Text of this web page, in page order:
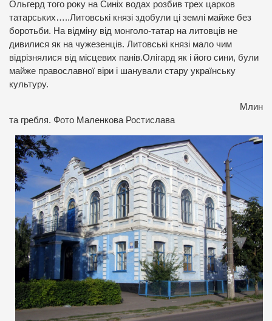
Ольгерд того року на Синіх водах розбив трех царков
татарських…..Литовські князі здобули ці землі майже без
боротьби. На відміну від монголо-татар на литовців не
дивилися як на чужезенців. Литовські князі мало чим
відрізнялися від місцевих панів.Олігард як і його сини, були
майже православної віри і шанували стару українську
культуру.
Млин
та гребля. Фото Маленкова Ростислава